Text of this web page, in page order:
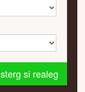
sterg si realeg